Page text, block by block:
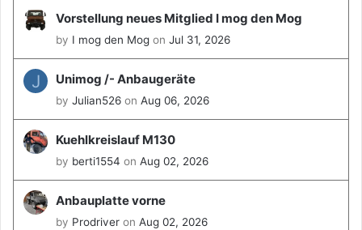
Vorstellung neues Mitglied I mog den Mog
by I mog den Mog on Jul 31, 2026
J Unimog /- Anbaugeräte
by Julian526 on Aug 06, 2026
Kuehlkreislauf M130
by berti1554 on Aug 02, 2026
Anbauplatte vorne
by Prodriver on Aug 02, 2026